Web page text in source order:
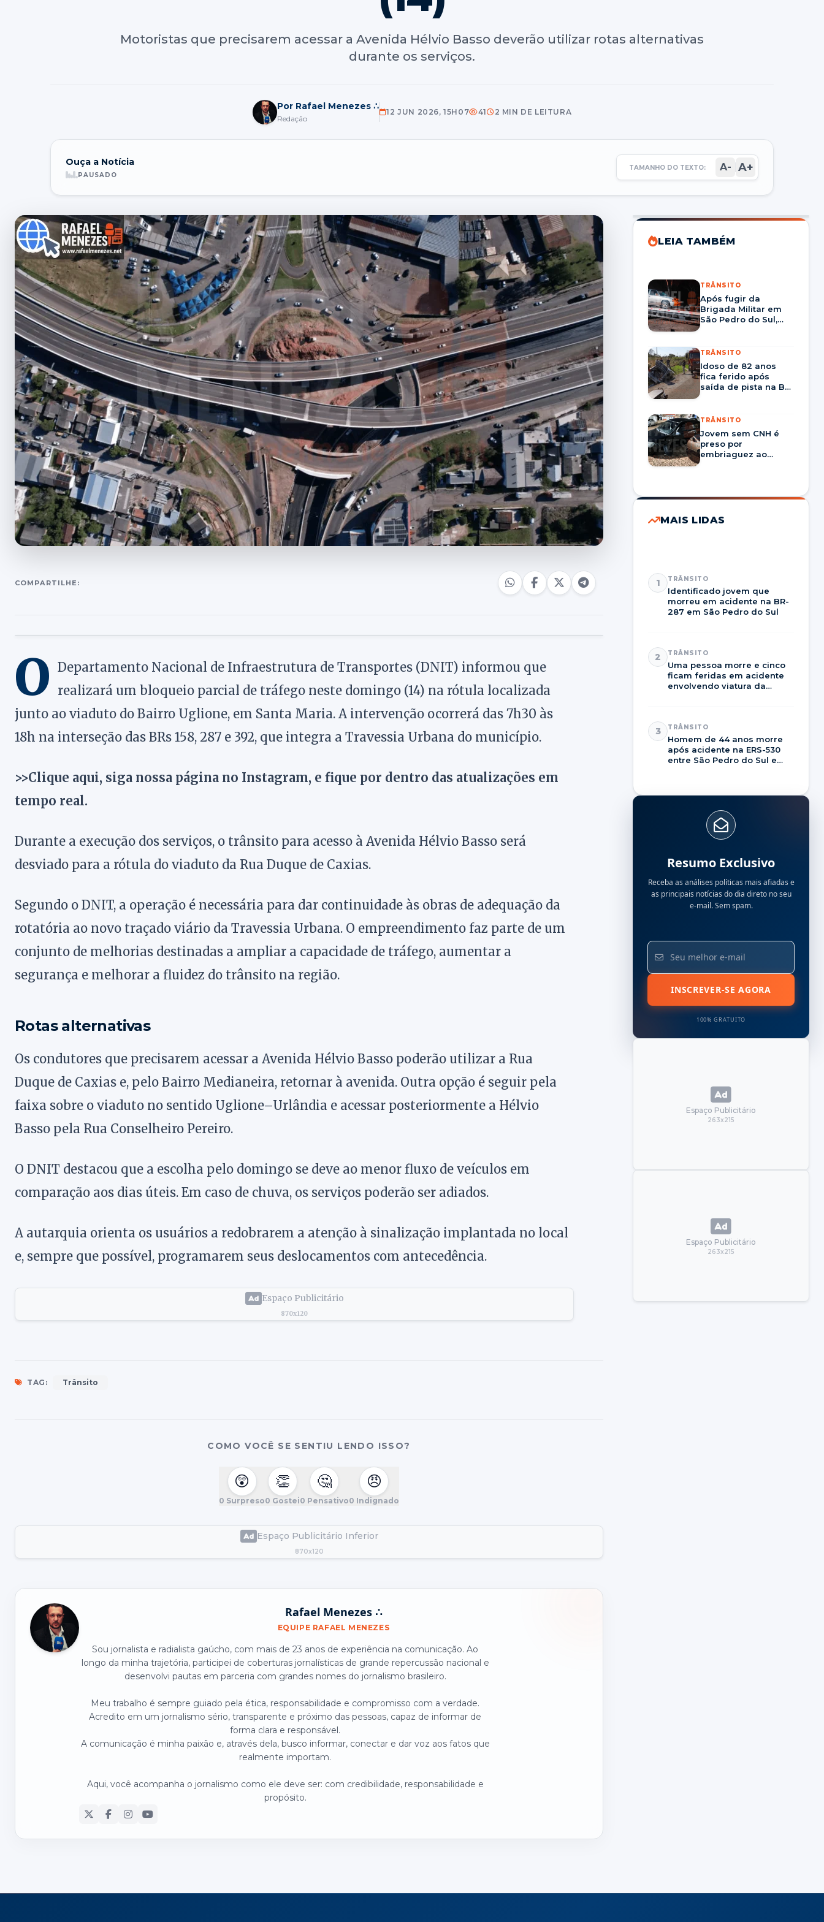
Motoristas que precisarem acessar a Avenida Hélvio Basso deverão utilizar rotas alternativas
durante os serviços.
Por Rafael Menezes ∴
Redação
12 JUN 2026, 15H07 41 2 MIN DE LEITURA
Ouça a Notícia
PAUSADO
TAMANHO DO TEXTO: A- A+
COMPARTILHE:
O Departamento Nacional de Infraestrutura de Transportes (DNIT) informou que
realizará um bloqueio parcial de tráfego neste domingo (14) na rótula localizada
junto ao viaduto do Bairro Uglione, em Santa Maria. A intervenção ocorrerá das 7h30 às
18h na interseção das BRs 158, 287 e 392, que integra a Travessia Urbana do município.
>>Clique aqui, siga nossa página no Instagram, e fique por dentro das atualizações em
tempo real.
Durante a execução dos serviços, o trânsito para acesso à Avenida Hélvio Basso será
desviado para a rótula do viaduto da Rua Duque de Caxias.
Segundo o DNIT, a operação é necessária para dar continuidade às obras de adequação da
rotatória ao novo traçado viário da Travessia Urbana. O empreendimento faz parte de um
conjunto de melhorias destinadas a ampliar a capacidade de tráfego, aumentar a
segurança e melhorar a fluidez do trânsito na região.
Rotas alternativas
Os condutores que precisarem acessar a Avenida Hélvio Basso poderão utilizar a Rua
Duque de Caxias e, pelo Bairro Medianeira, retornar à avenida. Outra opção é seguir pela
faixa sobre o viaduto no sentido Uglione–Urlândia e acessar posteriormente a Hélvio
Basso pela Rua Conselheiro Pereiro.
O DNIT destacou que a escolha pelo domingo se deve ao menor fluxo de veículos em
comparação aos dias úteis. Em caso de chuva, os serviços poderão ser adiados.
A autarquia orienta os usuários a redobrarem a atenção à sinalização implantada no local
e, sempre que possível, programarem seus deslocamentos com antecedência.
Espaço Publicitário
870x120
TAG: Trânsito
COMO VOCÊ SE SENTIU LENDO ISSO?
😲
0 Surpreso
👏
0 Gostei
🤔
0 Pensativo
😠
0 Indignado
Espaço Publicitário Inferior
870x120
Rafael Menezes ∴
EQUIPE RAFAEL MENEZES
Sou jornalista e radialista gaúcho, com mais de 23 anos de experiência na comunicação. Ao
longo da minha trajetória, participei de coberturas jornalísticas de grande repercussão nacional e
desenvolvi pautas em parceria com grandes nomes do jornalismo brasileiro.
Meu trabalho é sempre guiado pela ética, responsabilidade e compromisso com a verdade.
Acredito em um jornalismo sério, transparente e próximo das pessoas, capaz de informar de
forma clara e responsável.
A comunicação é minha paixão e, através dela, busco informar, conectar e dar voz aos fatos que
realmente importam.
Aqui, você acompanha o jornalismo como ele deve ser: com credibilidade, responsabilidade e
propósito.
LEIA TAMBÉM
TRÂNSITO
Após fugir da
Brigada Militar em
São Pedro do Sul,
Maria
TRÂNSITO
Idoso de 82 anos
fica ferido após
saída de pista na BR-
TRÂNSITO
Jovem sem CNH é
preso por
embriaguez ao
Restinga Sêca
MAIS LIDAS
1 TRÂNSITO
Identificado jovem que
morreu em acidente na BR-
287 em São Pedro do Sul
2 TRÂNSITO
Uma pessoa morre e cinco
ficam feridas em acidente
envolvendo viatura da
3 TRÂNSITO
Homem de 44 anos morre
após acidente na ERS-530
entre São Pedro do Sul e
Resumo Exclusivo
Receba as análises políticas mais afiadas e
as principais notícias do dia direto no seu
e-mail. Sem spam.
INSCREVER-SE AGORA
100% GRATUITO
Espaço Publicitário
263x215
Espaço Publicitário
263x215